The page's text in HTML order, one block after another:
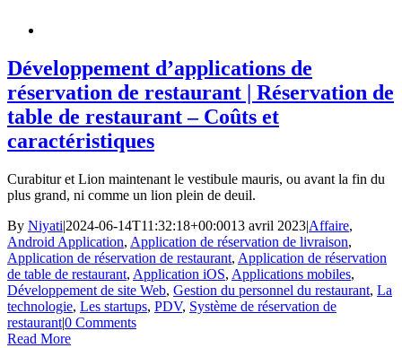
Développement d’applications de
réservation de restaurant | Réservation de
table de restaurant – Coûts et
caractéristiques
Curabitur et Lion maintenant le vestibule mauris, ou avant la fin du
plus grand, ni comme un lion plein de deuil.
By Niyati|2024-06-14T11:32:18+00:0013 avril 2023|Affaire,
Android Application, Application de réservation de livraison,
Application de réservation de restaurant, Application de réservation
de table de restaurant, Application iOS, Applications mobiles,
Développement de site Web, Gestion du personnel du restaurant, La
technologie, Les startups, PDV, Système de réservation de
restaurant|0 Comments
Read More